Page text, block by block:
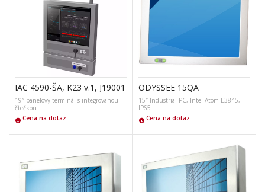
IAC 4590-ŠA, K23 v.1, J19001
19″ panelový terminál s integrovanou
čtečkou
Cena na dotaz
ODYSSEE 15QA
15″ Industrial PC, Intel Atom E3845,
IP65
Cena na dotaz